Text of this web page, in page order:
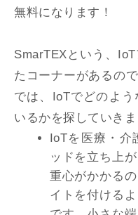
無料になります！
SmarTEXという、
たコーナーがあるの
では、IoTでどのよ
いるかを探していきま
IoTを医療・
ッドを立ち上
重心がかかる
イトを付ける